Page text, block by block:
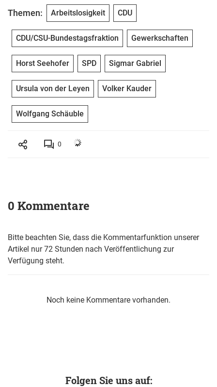
Themen: Arbeitslosigkeit CDU
CDU/CSU-Bundestagsfraktion Gewerkschaften
Horst Seehofer SPD Sigmar Gabriel
Ursula von der Leyen Volker Kauder
Wolfgang Schäuble
0
0 Kommentare
Bitte beachten Sie, dass die Kommentarfunktion unserer
Artikel nur 72 Stunden nach Veröffentlichung zur
Verfügung steht.
Noch keine Kommentare vorhanden.
Folgen Sie uns auf: